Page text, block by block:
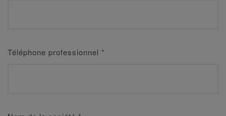
Téléphone professionnel *